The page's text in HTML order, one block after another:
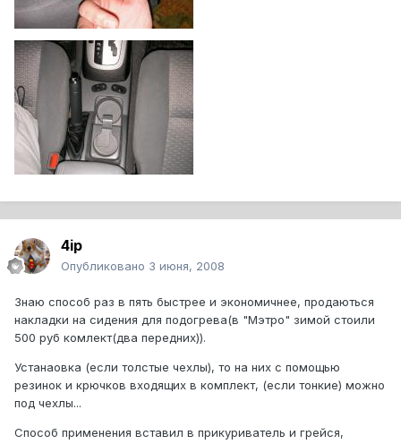
4ip
Опубликовано 3 июня, 2008
Знаю способ раз в пять быстрее и экономичнее, продаються
накладки на сидения для подогрева(в "Мэтро" зимой стоили
500 руб комлект(два передних)).
Устанаовка (если толстые чехлы), то на них с помощью
резинок и крючков входящих в комплект, (если тонкие) можно
под чехлы...
Способ применения вставил в прикуриватель и грейся,